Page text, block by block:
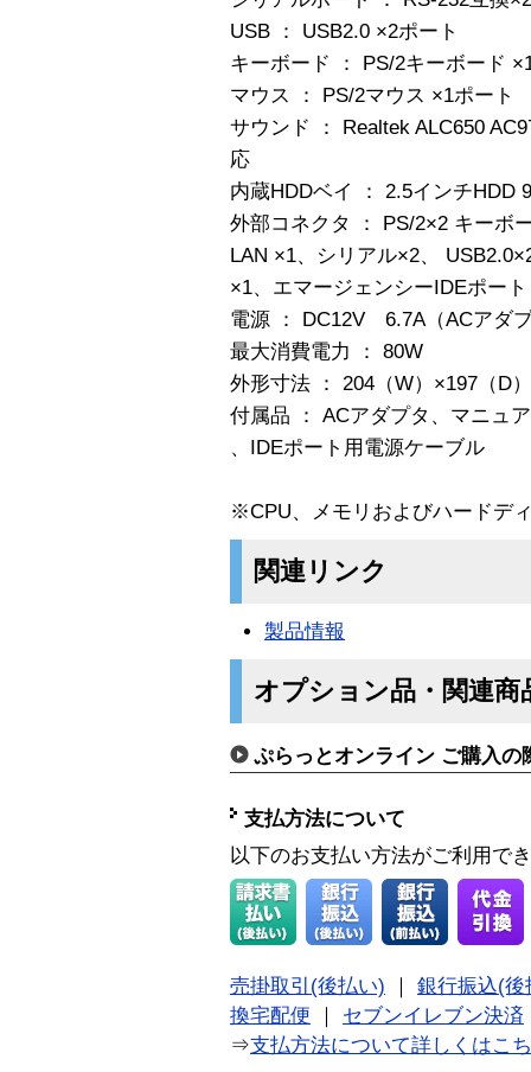
USB ： USB2.0 ×2ポート
キーボード ： PS/2キーボード
マウス ： PS/2マウス ×1ポート
サウンド ： Realtek ALC650
応
内蔵HDDベイ ： 2.5インチHDD
外部コネクタ ： PS/2×2 キーボ
LAN ×1、シリアル×2、
×1、エマージェンシーIDEポー
電源 ： DC12V 6.7A（ACアダ
最大消費電力 ： 80W
外形寸法 ： 204（W）×197（D
付属品 ： ACアダプタ、マニュ
、IDEポート用電源ケーブル
※CPU、メモリおよびハードデ
関連リンク
製品情報
オプション品・関連商
ぷらっとオンライン ご購入の
支払方法について
以下のお支払い方法がご利用で
売掛取引(後払い)
銀行振込(後
換宅配便
セブンイレブン決済
⇒支払方法について詳しくはこ